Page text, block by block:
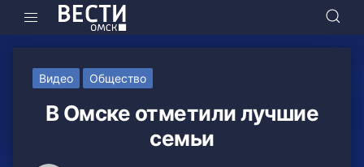
Видео Общество
В Омске отметили лучшие
семьи